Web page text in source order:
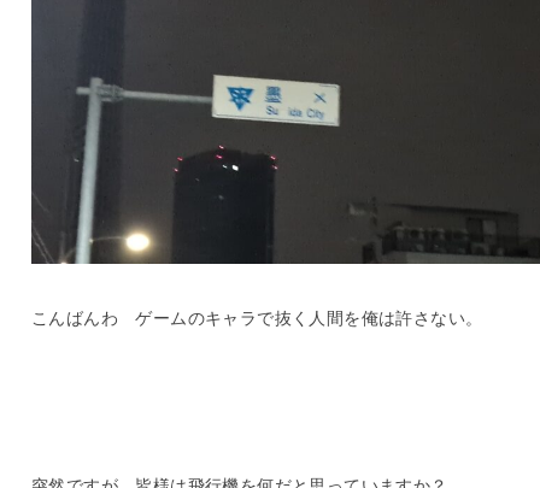
こんばんわ ゲームのキャラで抜く人間を俺は許さない。